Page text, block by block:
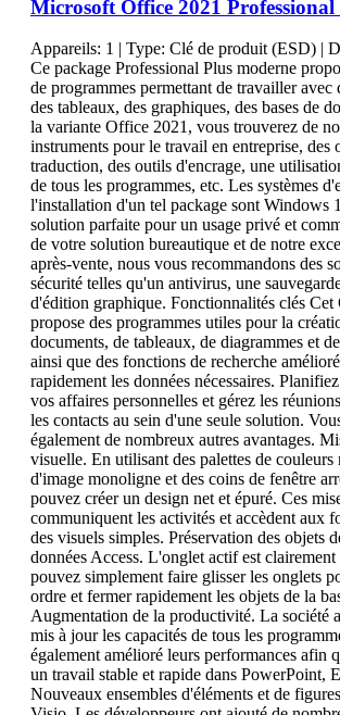
Microsoft Office 2021 Professional
Appareils: 1 | Type: Clé de produit (ESD) |
Ce package Professional Plus moderne
de programmes permettant de travailler avec
des tableaux, des graphiques, des bases de
la variante Office 2021, vous trouverez de
instruments pour le travail en entreprise, des
traduction, des outils d'encrage, une
de tous les programmes, etc. Les systèmes
l'installation d'un tel package sont Windows
solution parfaite pour un usage privé et
de votre solution bureautique et de notre
après-vente, nous vous recommandons des
sécurité telles qu'un antivirus, une
d'édition graphique. Fonctionnalités clés
propose des programmes utiles pour la
documents, de tableaux, de diagrammes et
ainsi que des fonctions de recherche
rapidement les données nécessaires.
vos affaires personnelles et gérez les
les contacts au sein d'une seule solution.
également de nombreux autres avantages.
visuelle. En utilisant des palettes de couleurs
d'image monoligne et des coins de fenêtre
pouvez créer un design net et épuré. Ces
communiquent les activités et accèdent aux
des visuels simples. Préservation des objets
données Access. L'onglet actif est
pouvez simplement faire glisser les onglets
ordre et fermer rapidement les objets de la
Augmentation de la productivité. La société
mis à jour les capacités de tous les
également amélioré leurs performances afin
un travail stable et rapide dans PowerPoint,
Nouveaux ensembles d'éléments et de